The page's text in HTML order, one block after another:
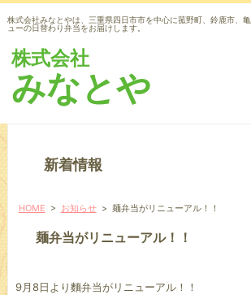
株式会社みなとやは、三重県四日市市を中心に菰野町、鈴鹿市、
ューの日替わり弁当をお届けします。
株式会社
みなとや
新着情報
HOME > お知らせ> 麺弁当がリニューアル！！
麺弁当がリニューアル！！
9月8日より麵弁当がリニューアル！！